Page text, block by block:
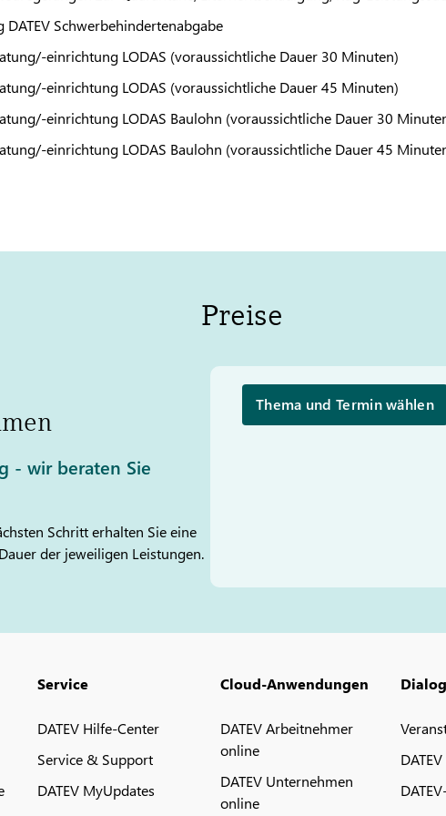
DATEVSchwerbehindertenabgabe
einrichtung LODAS (voraussichtliche Dauer 30 Minuten)
einrichtung LODAS (voraussichtliche Dauer 45 Minuten)
einrichtung LODAS Baulohn (voraussichtliche Dauer 30
einrichtung LODAS Baulohn (voraussichtliche Dauer 45
Preise
- wir beraten Sie
Schritt erhalten Sie eine
der jeweiligen Leistungen.
Thema und Termin wählen
Service
DATEV Hilfe-Center
Service & Support
DATEV MyUpdates
Cloud-Anwendungen
DATEV Arbeitnehmer
online
DATEV Unternehmen
online